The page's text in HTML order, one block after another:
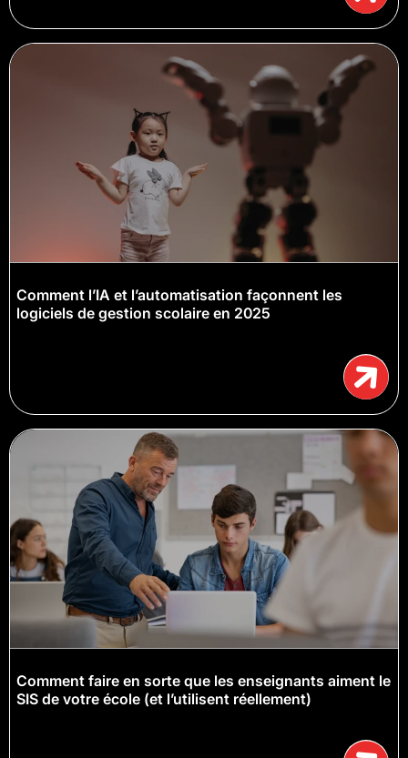
Comment l’IA et l’automatisation façonnent les
logiciels de gestion scolaire en 2025
Comment faire en sorte que les enseignants aiment le
SIS de votre école (et l’utilisent réellement)